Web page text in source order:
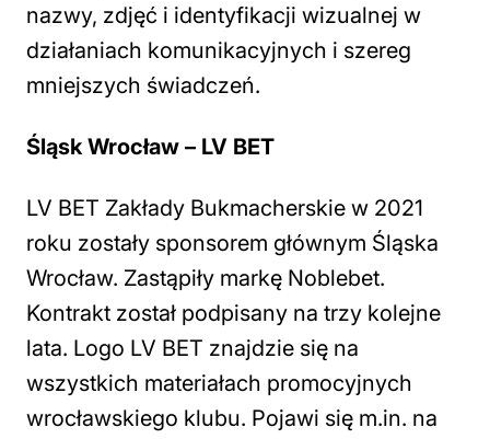
nazwy, zdjęć i identyfikacji wizualnej w
działaniach komunikacyjnych i szereg
mniejszych świadczeń.
Śląsk Wrocław – LV BET
LV BET Zakłady Bukmacherskie w 2021
roku zostały sponsorem głównym Śląska
Wrocław. Zastąpiły markę Noblebet.
Kontrakt został podpisany na trzy kolejne
lata. Logo LV BET znajdzie się na
wszystkich materiałach promocyjnych
wrocławskiego klubu. Pojawi się m.in. na